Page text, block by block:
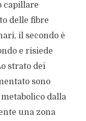
capillare
delle fibre
il secondo è
e risiede
strato dei
sono
dalla
una zona